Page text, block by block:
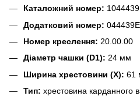
Каталожний номер: 1044439
Додатковий номер: 044439E
Номер креслення: 20.00.00
Діаметр чашки (D1): 24 мм
Ширина хрестовини (X): 61
Тип: хрестовина карданного